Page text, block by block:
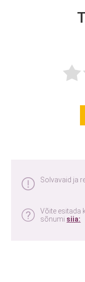
Solvavaid ja
Võite esitada
sõnumi siia: